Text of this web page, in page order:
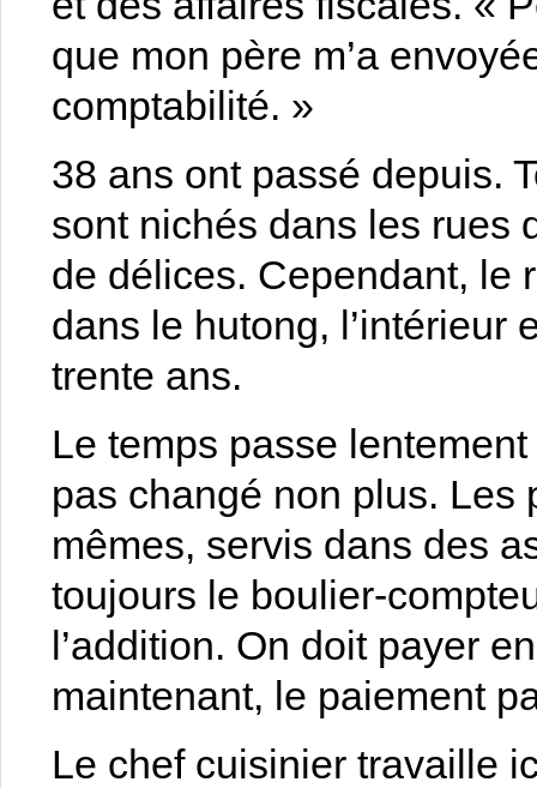
que mon père m’a
comptabilité. »
38 ans ont passé depuis.
sont nichés dans les rues
de délices. Cependant, le
dans le hutong, l’intérieur
trente ans.
Le temps passe
pas changé non plus. Les
mêmes, servis dans des
toujours le boulier-
l’addition. On doit payer
maintenant, le paiement
Le chef cuisinier travaille